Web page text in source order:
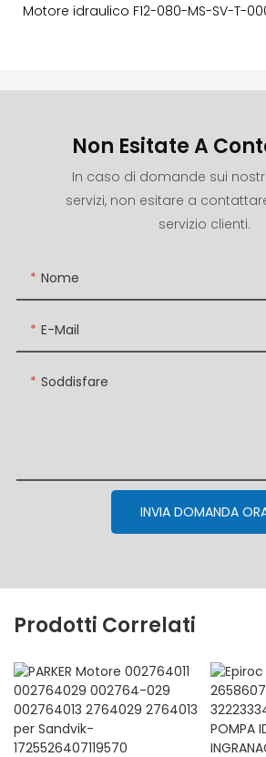
Motore idraulico F12-080-MS-SV-T-
Non Esitate A
In caso di domande sui
servizi, non esitare a
servizio clienti.
Nome
E-Mail
Soddisfare
INVIA DOMANDA
Prodotti Correlati